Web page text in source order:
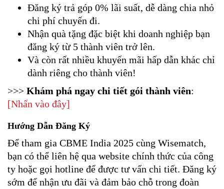
Đăng ký trả góp 0% lãi suất, dễ dàng chia nhỏ
chi phí chuyến đi.
Nhận quà tặng đặc biệt khi doanh nghiệp bạn
đăng ký từ 5 thành viên trở lên.
Và còn rất nhiều khuyến mãi hấp dẫn khác chỉ
dành riêng cho thành viên!
>>> Khám phá ngay chi tiết gói thành viên:
[Nhấn vào đây]
Hướng Dẫn Đăng Ký
Để tham gia CBME India 2025 cùng Wisematch,
bạn có thể liên hệ qua website chính thức của công
ty hoặc gọi hotline để được tư vấn chi tiết. Đăng ký
sớm để nhận ưu đãi và đảm bảo chỗ trong đoàn